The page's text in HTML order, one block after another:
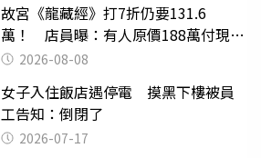
故宮《龍藏經》打7折仍要131.6
萬！ 店員曝：有人原價188萬付現購
買 2026-08-08
女子入住飯店遇停電 摸黑下樓被員
工告知：倒閉了
2026-07-17